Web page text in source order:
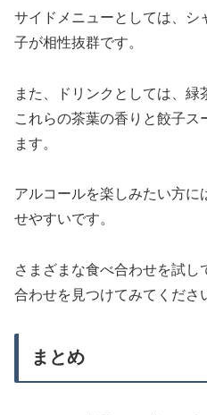
サイドメニューとしては、シ
子が相性抜群です。
また、ドリンクとしては、緑
これらの茶葉の香りと餃子ス
ます。
アルコールを楽しみたい方に
せやすいです。
さまざまな食べ合わせを試
合わせを見つけてみてくださ
まとめ